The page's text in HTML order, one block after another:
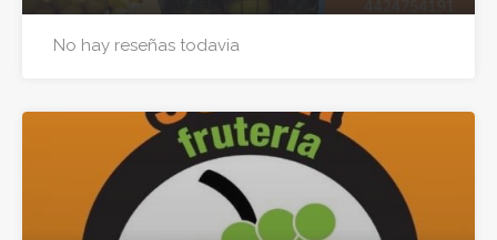
No hay reseñas todavia